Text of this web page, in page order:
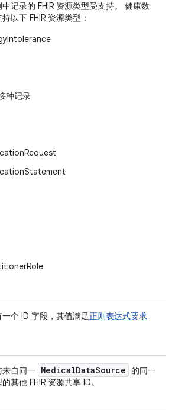
记录的 FHIR 资源类型受支持。 健康数
以下 FHIR 资源类型：
种记录
个 ID 字段，其值满足正则表达式要求
来自同一 MedicalDataSource
的同一
其他 FHIR 资源共享 ID。